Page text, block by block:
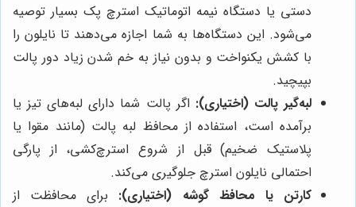
دستی یا دستگاه نیمه اتوماتیک استرچ پک بسیار توصیه
می‌شود. این دستگاه‌ها به شما اجازه می‌دهند تا نایلون را
با کشش یکنواخت و بدون نیاز به خم شدن زیاد دور پالت
بپیچید.
لبه‌گیر پالت (اختیاری): اگر پالت شما دارای لبه‌های تیز یا
برآمده است، استفاده از محافظ لبه پالت (مانند مقوا یا
پلاستیک ضخیم) قبل از شروع استرچ‌کشی، از پارگی
احتمالی نایلون استرچ جلوگیری می‌کند.
کارتن یا محافظ گوشه (اختیاری): برای محافظت از